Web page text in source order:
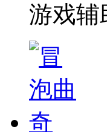
游戏辅